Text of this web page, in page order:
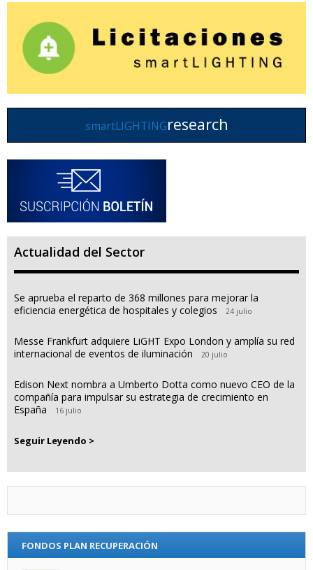
smartLIGHTINGresearch
Actualidad del Sector
Se aprueba el reparto de 368 millones para mejorar la
eficiencia energética de hospitales y colegios
24 julio
Messe Frankfurt adquiere LiGHT Expo London y amplía su red
internacional de eventos de iluminación
20 julio
Edison Next nombra a Umberto Dotta como nuevo CEO de la
compañía para impulsar su estrategia de crecimiento en
España
16 julio
Seguir Leyendo >
FONDOS PLAN RECUPERACIÓN